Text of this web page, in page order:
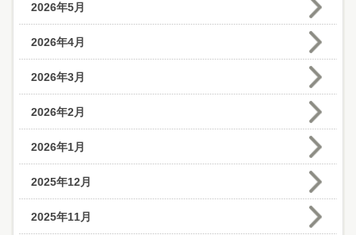
2026年5月
2026年4月
2026年3月
2026年2月
2026年1月
2025年12月
2025年11月